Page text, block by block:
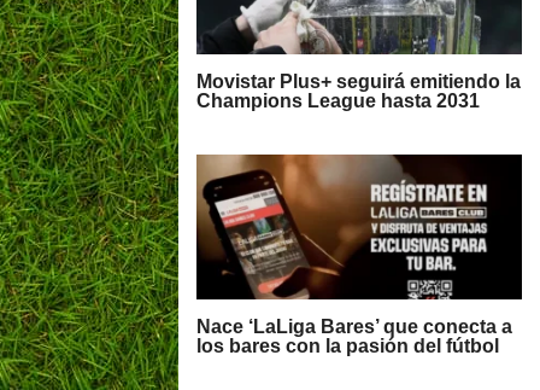
Movistar Plus+ seguirá emitiendo la
Champions League hasta 2031
Nace ‘LaLiga Bares’ que conecta a
los bares con la pasión del fútbol